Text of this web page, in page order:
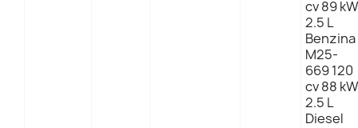
cv 89 kW
2.5 L
Benzina
M25-
669 120
cv 88 kW
2.5 L
Diesel